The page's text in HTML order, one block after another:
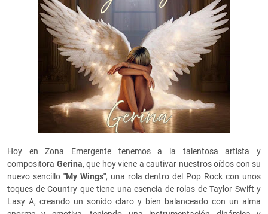
Hoy en Zona Emergente tenemos a la talentosa artista y
compositora Gerina, que hoy viene a cautivar nuestros oídos con su
nuevo sencillo "My Wings", una rola dentro del Pop Rock con unos
toques de Country que tiene una esencia de rolas de Taylor Swift y
Lasy A, creando un sonido claro y bien balanceado con un alma